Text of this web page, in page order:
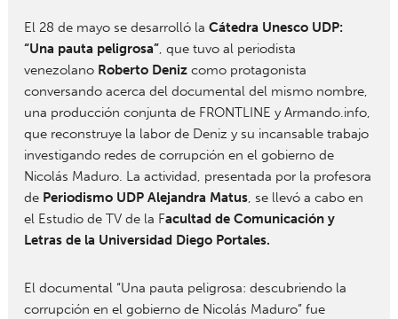
El 28 de mayo se desarrolló la Cátedra Unesco UDP:
“Una pauta peligrosa”, que tuvo al periodista
venezolano Roberto Denizcomo protagonista
conversando acerca del documental del mismo nombre,
una producción conjunta de FRONTLINE y Armando.info,
que reconstruye la labor de Deniz y su incansable trabajo
investigando redes de corrupción en el gobierno de
Nicolás Maduro. La actividad, presentada por la profesora
de Periodismo UDP Alejandra Matus, se llevó a cabo en
el Estudio de TV de la Facultad de Comunicación y
Letras de la Universidad Diego Portales.
El documental “Una pauta peligrosa: descubriendo la
corrupción en el gobierno de Nicolás Maduro” fue